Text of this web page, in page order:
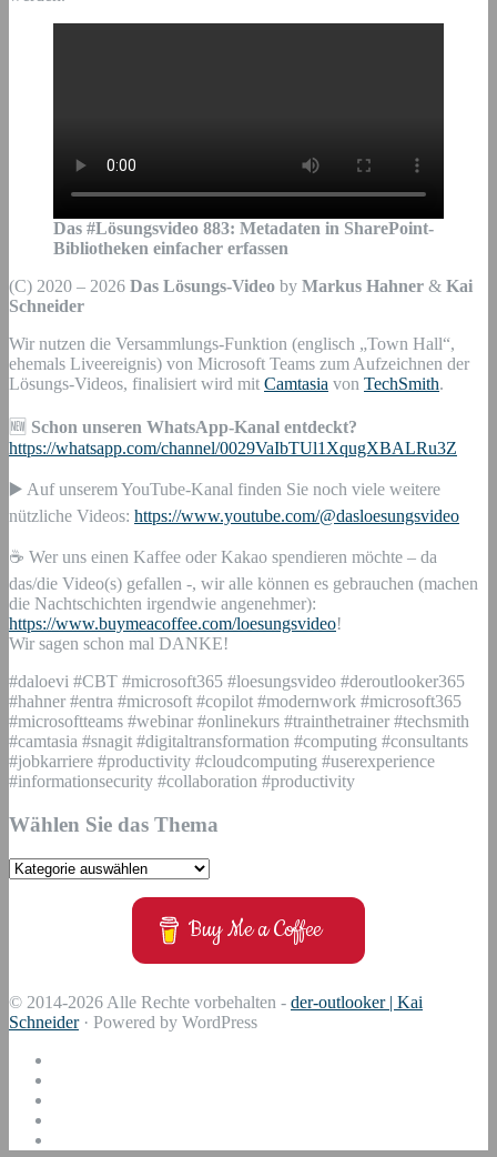
Das #Lösungsvideo 883: Metadaten in SharePoint-
Bibliotheken einfacher erfassen
(C) 2020 – 2026 Das Lösungs-Video by Markus Hahner & Kai
Schneider
Wir nutzen die Versammlungs-Funktion (englisch „Town Hall“,
ehemals Liveereignis) von Microsoft Teams zum Aufzeichnen der
Lösungs-Videos, finalisiert wird mit Camtasia von TechSmith.
🆕 Schon unseren WhatsApp-Kanal entdeckt?
https://whatsapp.com/channel/0029VaIbTUl1XqugXBALRu3Z
▶️ Auf unserem YouTube-Kanal finden Sie noch viele weitere
nützliche Videos: https://www.youtube.com/@dasloesungsvideo
☕ Wer uns einen Kaffee oder Kakao spendieren möchte – da
das/die Video(s) gefallen -, wir alle können es gebrauchen (machen
die Nachtschichten irgendwie angenehmer):
https://www.buymeacoffee.com/loesungsvideo!
Wir sagen schon mal DANKE!
#daloevi #CBT #microsoft365 #loesungsvideo #deroutlooker365
#hahner #entra #microsoft #copilot #modernwork #microsoft365
#microsoftteams #webinar #onlinekurs #trainthetrainer #techsmith
#camtasia #snagit #digitaltransformation #computing #consultants
#jobkarriere #productivity #cloudcomputing #userexperience
#informationsecurity #collaboration #productivity
Wählen Sie das Thema
Wählen
Buy Me a Coffee
© 2014-2026 Alle Rechte vorbehalten - der-outlooker | Kai
Schneider· Powered by WordPress